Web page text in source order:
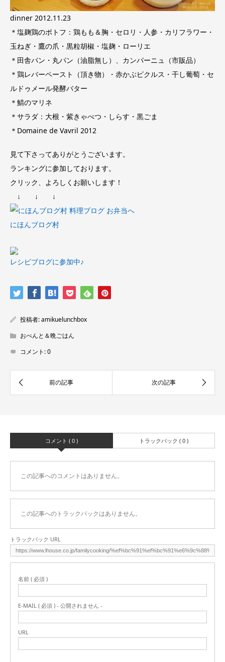
dinner 2012.11.23
＊塩麹鶏のポトフ：鶏もも＆胸・セロリ・人参・カリフラワー・
玉ねぎ・鷹の爪・黒粒胡椒・塩麹・ローリエ
＊田舎パン・丸パン（油脂無し）、カンパーニュ（市販品）
＊鶏レバーペースト（頂き物）・赤かぶピクルス・干し葡萄・セ
ルドゥメール発酵バター
＊鯖のマリネ
＊サラダ：大根・紫きゃべつ・しらす・黒ごま
＊Domaine de Vavril 2012
見て下さってありがとうございます。
ランキングに参加しております。
クリック、よろしくお願いします！
↓ ↓ ↓
にほんブログ村
レシピブログに参加中♪
投稿者:amikuelunchbox
おべんと＆晩ごはん
コメント:0
コメント ( 0 ) トラックバック ( 0 )
この記事へのコメントはありません。
この記事へのトラックバックはありません。
トラックバック URL
名前 ( 必須 )
E-MAIL ( 必須 ) - 公開されません -
URL